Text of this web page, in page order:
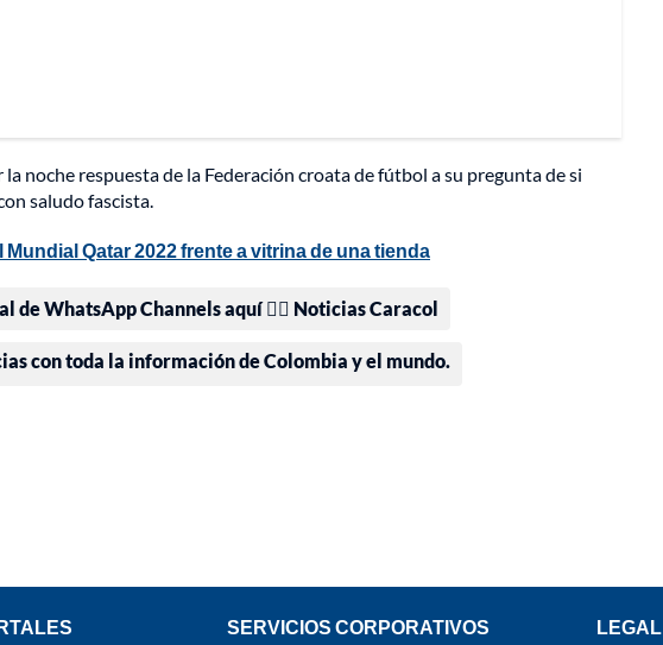
noche respuesta de la Federación croata de fútbol a su pregunta de si
saludo fascista.
Qatar 2022 frente a vitrina de una tienda
de WhatsApp Channels aquí 👉🏻 Noticias Caracol
con toda la información de Colombia y el mundo.
SERVICIOS CORPORATIVOS LEGAL